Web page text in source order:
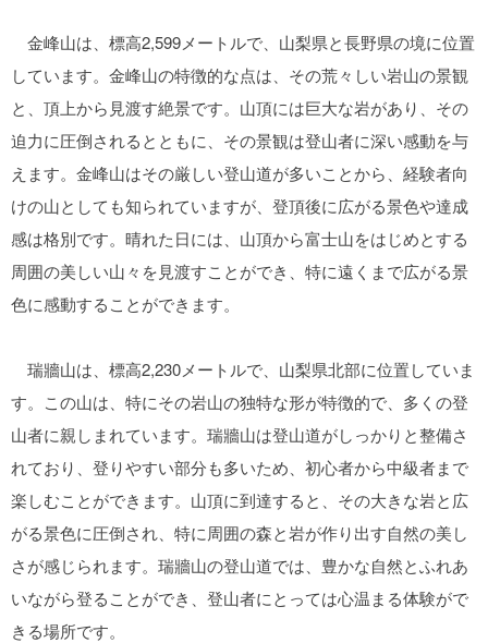
金峰山は、標高2,599メートルで、山梨県と長野県の境に位置
しています。金峰山の特徴的な点は、その荒々しい岩山の景観
と、頂上から見渡す絶景です。山頂には巨大な岩があり、その
迫力に圧倒されるとともに、その景観は登山者に深い感動を与
えます。金峰山はその厳しい登山道が多いことから、経験者向
けの山としても知られていますが、登頂後に広がる景色や達成
感は格別です。晴れた日には、山頂から富士山をはじめとする
周囲の美しい山々を見渡すことができ、特に遠くまで広がる景
色に感動することができます。
瑞牆山は、標高2,230メートルで、山梨県北部に位置していま
す。この山は、特にその岩山の独特な形が特徴的で、多くの登
山者に親しまれています。瑞牆山は登山道がしっかりと整備さ
れており、登りやすい部分も多いため、初心者から中級者まで
楽しむことができます。山頂に到達すると、その大きな岩と広
がる景色に圧倒され、特に周囲の森と岩が作り出す自然の美し
さが感じられます。瑞牆山の登山道では、豊かな自然とふれあ
いながら登ることができ、登山者にとっては心温まる体験がで
きる場所です。